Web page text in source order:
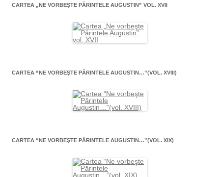
CARTEA „NE VORBEŞTE PĂRINTELE AUGUSTIN” VOL. XVII
CARTEA “NE VORBEŞTE PĂRINTELE AUGUSTIN…”(VOL. XVIII)
CARTEA “NE VORBEŞTE PĂRINTELE AUGUSTIN…”(VOL. XIX)